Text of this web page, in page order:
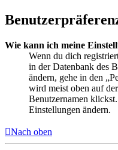
Wie kann ich meine
Wenn du dich
in der Datenbank des
ändern, gehe in den
wird meist oben auf
Benutzernamen
Einstellungen ändern.
Nach oben